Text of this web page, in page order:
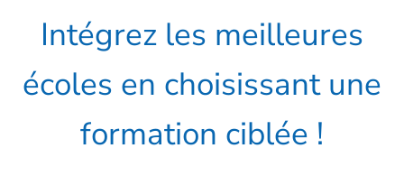
Intégrez les meilleures
écoles en choisissant une
formation ciblée !